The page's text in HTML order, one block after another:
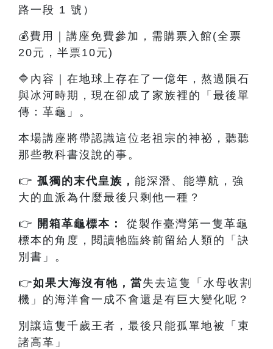
路一段 1 號）
💰費用｜講座免費參加，需購票入館(全票
20元，半票10元)
🔷內容 ｜ 在地球上存在了一億年，熬過隕石
與冰河時期，現在卻成了家族裡的「最後單
傳：革龜」。
本場講座將帶認識這位老祖宗的神祕，聽聽
那些教科書沒說的事。
👉 孤獨的末代皇族 ， 能深潛、能導航，強
大的血派為什麼最後只剩他一種？
👉 開箱革龜標本：
從製作臺灣第一隻革龜
標本的角度，閱讀牠臨終前留給人類的「訣
別書」。
👉如果大海沒有牠 ，當失去這隻「水母收割
機」的海洋會一成不會還是有巨大變化呢？
別讓這隻千歲王者，最後只能孤單地被「束
諸高革」